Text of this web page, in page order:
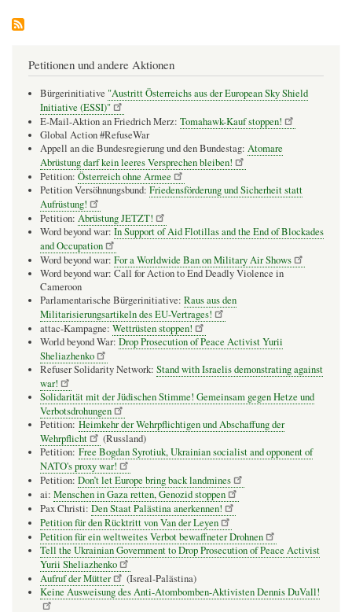
Petitionen und andere Aktionen
Bürgerinitiative "Austritt Österreichs aus der European Sky Shield
Initiative (ESSI)"
E-Mail-Aktion an Friedrich Merz: Tomahawk-Kauf stoppen!
Global Action #RefuseWar
Appell an die Bundesregierung und den Bundestag: Atomare
Abrüstung darf kein leeres Versprechen bleiben!
Petition: Österreich ohne Armee
Petition Versöhnungsbund: Friedensförderung und Sicherheit statt
Aufrüstung!
Petition: Abrüstung JETZT!
Word beyond war: In Support of Aid Flotillas and the End of Blockades
and Occupation
Word beyond war: For a Worldwide Ban on Military Air Shows
Word beyond war: Call for Action to End Deadly Violence in
Cameroon
Parlamentarische Bürgerinitiative: Raus aus den
Militarisierungsartikeln des EU-Vertrages!
attac-Kampagne: Wettrüsten stoppen!
World beyond War: Drop Prosecution of Peace Activist Yurii
Sheliazhenko
Refuser Solidarity Network: Stand with Israelis demonstrating against
war!
Solidarität mit der Jüdischen Stimme! Gemeinsam gegen Hetze und
Verbotsdrohungen
Petition: Heimkehr der Wehrpflichtigen und Abschaffung der
Wehrpflicht
(Russland)
Petition: Free Bogdan Syrotiuk, Ukrainian socialist and opponent of
NATO's proxy war!
Petition: Don’t let Europe bring back landmines
ai: Menschen in Gaza retten, Genozid stoppen
Pax Christi: Den Staat Palästina anerkennen!
Petition für den Rücktritt von Van der Leyen
Petition für ein weltweites Verbot bewaffneter Drohnen
Tell the Ukrainian Government to Drop Prosecution of Peace Activist
Yurii Sheliazhenko
Aufruf der Mütter
(Isreal-Palästina)
Keine Ausweisung des Anti-Atombomben-Aktivisten Dennis DuVall!